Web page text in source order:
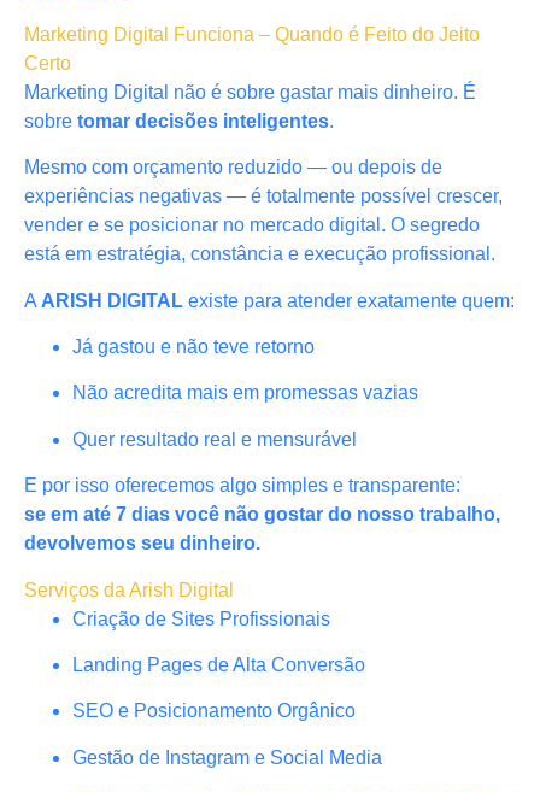
Marketing Digital Funciona – Quando é Feito do Jeito
Certo
Marketing Digital não é sobre gastar mais dinheiro. É
sobre tomar decisões inteligentes.
Mesmo com orçamento reduzido — ou depois de
experiências negativas — é totalmente possível crescer,
vender e se posicionar no mercado digital. O segredo
está em estratégia, constância e execução profissional.
A ARISH DIGITAL existe para atender exatamente quem:
Já gastou e não teve retorno
Não acredita mais em promessas vazias
Quer resultado real e mensurável
E por isso oferecemos algo simples e transparente:
se em até 7 dias você não gostar do nosso trabalho,
devolvemos seu dinheiro.
Serviços da Arish Digital
Criação de Sites Profissionais
Landing Pages de Alta Conversão
SEO e Posicionamento Orgânico
Gestão de Instagram e Social Media